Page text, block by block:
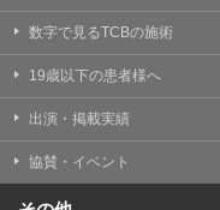
数字で見るTCBの施術
19歳以下の患者様へ
出演・掲載実績
協賛・イベント